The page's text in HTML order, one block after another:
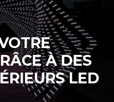
À DES
LED